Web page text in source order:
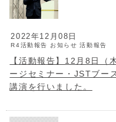
2022年12月08日
R4活動報告 お知らせ 活動報告
【活動報告】12月8日（
ージセミナー・JSTブー
講演を行いました。